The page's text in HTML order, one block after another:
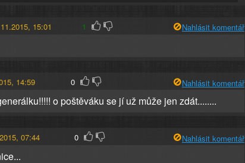
15:01 1 Nahlásit komentář
14:59 0 Nahlásit komentář
o poštěváku se jí už může jen zdát........
07:44 0 Nahlásit komentář